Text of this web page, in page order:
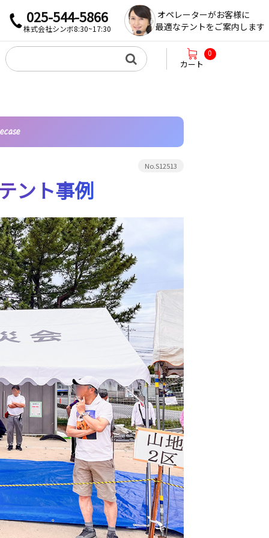
025-544-5866
株式会社シンボ8:30~17:30
オペレーターがお客様に
最適なテントをご案内します
0
カート
No.S12513
ント事例